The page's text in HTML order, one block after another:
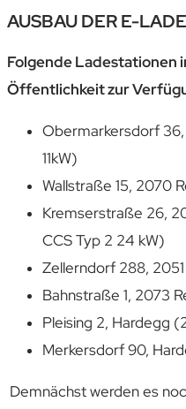
AUSBAU DERE-
Folgende Ladestationen
Öffentlichkeit zur
Obermarkersdorf
11kW)
Wallstraße 15, 2070
Kremserstraße 26,
CCS Typ 2 24 kW)
Zellerndorf 288,
Bahnstraße 1, 2073
Pleising 2, Hardegg (
Merkersdorf 90,
Demnächst werden es